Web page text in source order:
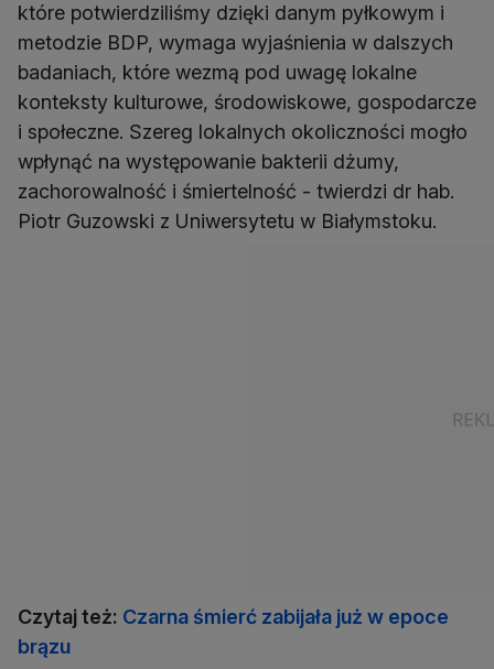
które potwierdziliśmy dzięki danym pyłkowym i
metodzie BDP, wymaga wyjaśnienia w dalszych
badaniach, które wezmą pod uwagę lokalne
konteksty kulturowe, środowiskowe, gospodarcze
i społeczne. Szereg lokalnych okoliczności mogło
wpłynąć na występowanie bakterii dżumy,
zachorowalność i śmiertelność - twierdzi dr hab.
Piotr Guzowski z Uniwersytetu w Białymstoku.
Czytaj też: Czarna śmierć zabijała już w epoce
brązu